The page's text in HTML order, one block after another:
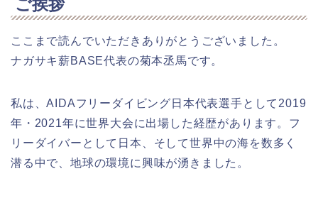
ご挨拶
ここまで読んでいただきありがとうございました。
ナガサキ薪BASE代表の菊本丞馬です。
私は、AIDAフリーダイビング日本代表選手として2019
年・2021年に世界大会に出場した経歴があります。フ
リーダイバーとして日本、そして世界中の海を数多く
潜る中で、地球の環境に興味が湧きました。